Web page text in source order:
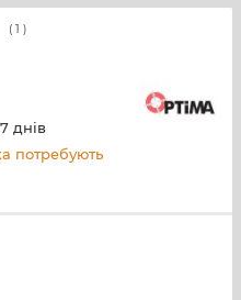
( 1 )
7 днів
потребують